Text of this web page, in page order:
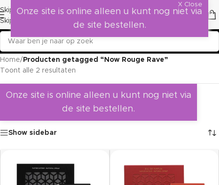
Skip to navigation
Skip to main content
Home/ Producten getagged “Now Rouge Rave”
Toont alle 2 resultaten
Onze site is online alleen u kunt nog niet via
de site bestellen.
Show sidebar
X Close
Onze site is online alleen u kunt nog niet via
de site bestellen.